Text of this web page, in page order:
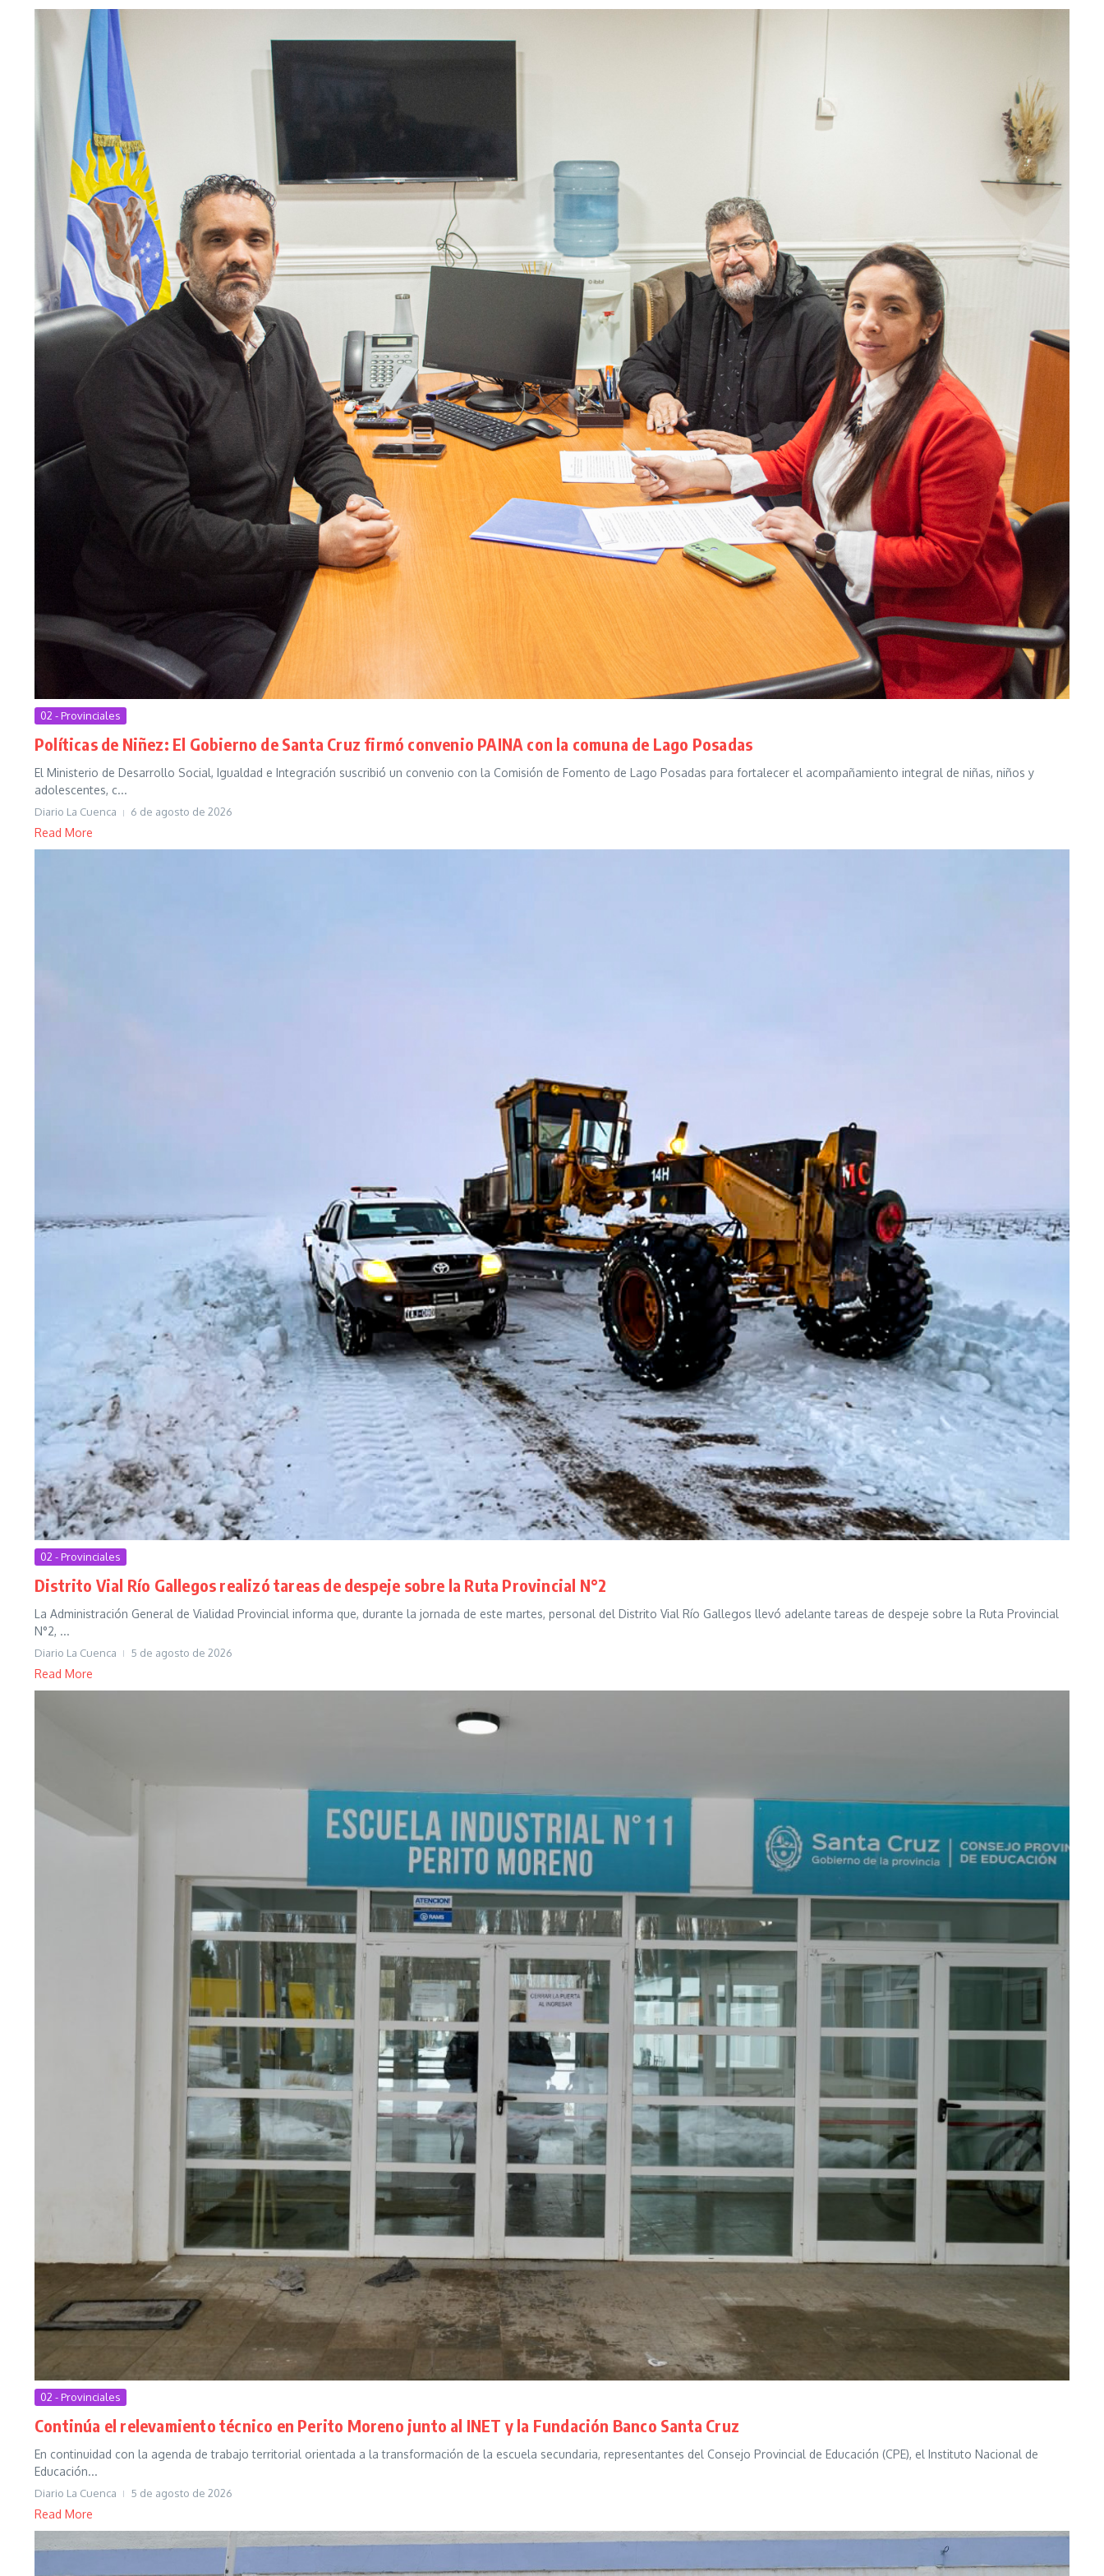
02 - Provinciales
Políticas de Niñez: El Gobierno de Santa Cruz firmó convenio PAINA con la comuna de Lago Posadas
El Ministerio de Desarrollo Social, Igualdad e Integración suscribió un convenio con la Comisión de Fomento de Lago Posadas para fortalecer el acompañamiento integral de niñas, niños y
adolescentes, c...
Diario La Cuenca 6 de agosto de 2026
Read More
02 - Provinciales
Distrito Vial Río Gallegos realizó tareas de despeje sobre la Ruta Provincial N°2
La Administración General de Vialidad Provincial informa que, durante la jornada de este martes, personal del Distrito Vial Río Gallegos llevó adelante tareas de despeje sobre la Ruta Provincial
N°2, ...
Diario La Cuenca 5 de agosto de 2026
Read More
02 - Provinciales
Continúa el relevamiento técnico en Perito Moreno junto al INET y la Fundación Banco Santa Cruz
En continuidad con la agenda de trabajo territorial orientada a la transformación de la escuela secundaria, representantes del Consejo Provincial de Educación (CPE), el Instituto Nacional de
Educación...
Diario La Cuenca 5 de agosto de 2026
Read More